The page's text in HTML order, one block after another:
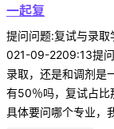
一起复
提问问题:复试与录
021-09-2209:13提
录取，还是和调剂是
有50％吗，复试占比
具体要问哪个专业，